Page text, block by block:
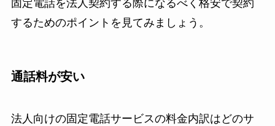
固定電話を法人契約する際になるべく格安で契約
するためのポイントを見てみましょう。
通話料が安い
法人向けの固定電話サービスの料金内訳はどのサ